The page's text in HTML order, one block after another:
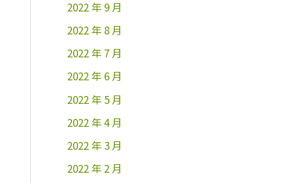
2022 年 9 月
2022 年 8 月
2022 年 7 月
2022 年 6 月
2022 年 5 月
2022 年 4 月
2022 年 3 月
2022 年 2 月